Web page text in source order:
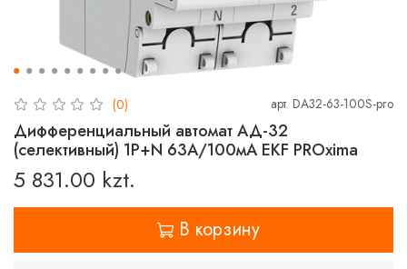
(0) арт. DA32-63-100S-pro
Дифференциальный автомат АД-32
(селективный) 1P+N 63А/100мА EKF PROxima
5 831.00 kzt.
В корзину